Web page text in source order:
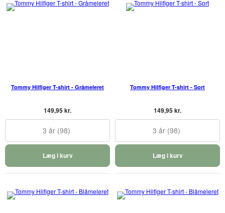
Tommy Hilfiger T-shirt - Gråmeleret
149,95 kr.
3 år (98)
Læg i kurv
Tommy Hilfiger T-shirt - Sort
149,95 kr.
3 år (98)
Læg i kurv